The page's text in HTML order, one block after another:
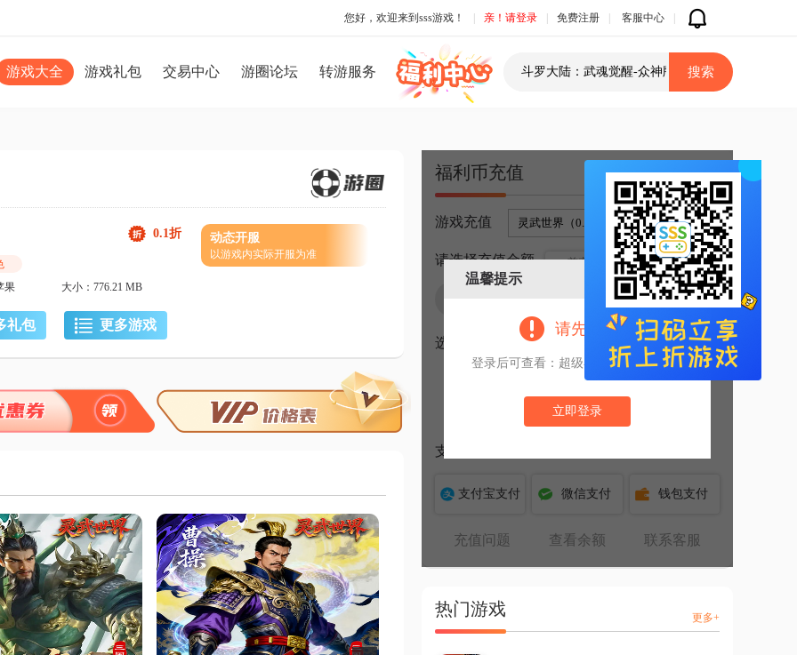
您好，欢迎来到sss游戏！ 亲！请登录 免费注册 客服中心
游戏大全 游戏礼包 交易中心 游圈论坛 转游服务
0.1折
果 大小：776.21 MB
礼包  更多游戏
动态开服
以游戏内实际开服为准
温馨提示
请先登录！
登录后可查看：超级补贴，折上折特权
立即登录
福利币充值
游戏充值
请选择充值金额 首充折 续充折
选择优惠
本次充值您需支付：0元
通过APP充值享受超级补贴
支付方式选择
支付宝支付 微信支付 钱包支付
充值问题 查看余额 联系客服
热门游戏 更多+